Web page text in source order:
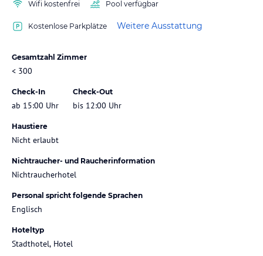
Wifi kostenfrei Pool verfügbar
Kostenlose Parkplätze Weitere Ausstattung
Gesamtzahl Zimmer
< 300
Check-In
ab 15:00 Uhr
Check-Out
bis 12:00 Uhr
Haustiere
Nicht erlaubt
Nichtraucher- und Raucherinformation
Nichtraucherhotel
Personal spricht folgende Sprachen
Englisch
Hoteltyp
Stadthotel, Hotel